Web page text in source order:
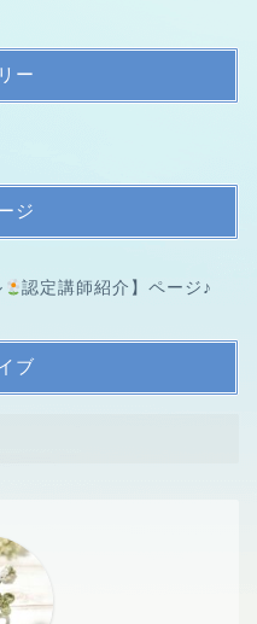
ー
ジ
認定講師紹介】ページ♪
ブ